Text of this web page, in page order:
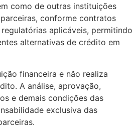
como de outras instituições
conforme contratos
aplicáveis, permitindo
alternativas de crédito em
financeira e não realiza
A análise, aprovação,
e demais condições das
exclusiva das